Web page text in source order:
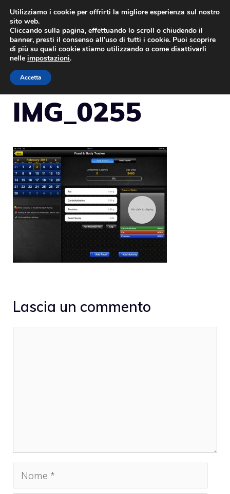
Vai
contenuto
IMG_0255
Lascia un commento
Nome
Utilizziamo i cookie per offrirti la migliore esperienza sul nostro
sito web.
Cliccando sulla pagina, effettuando lo scroll o chiudendo il
banner, presti il consenso all’uso di tutti i cookie. Puoi scoprire
di più su quali cookie stiamo utilizzando o come disattivarli
nelle impostazioni.
Accetta